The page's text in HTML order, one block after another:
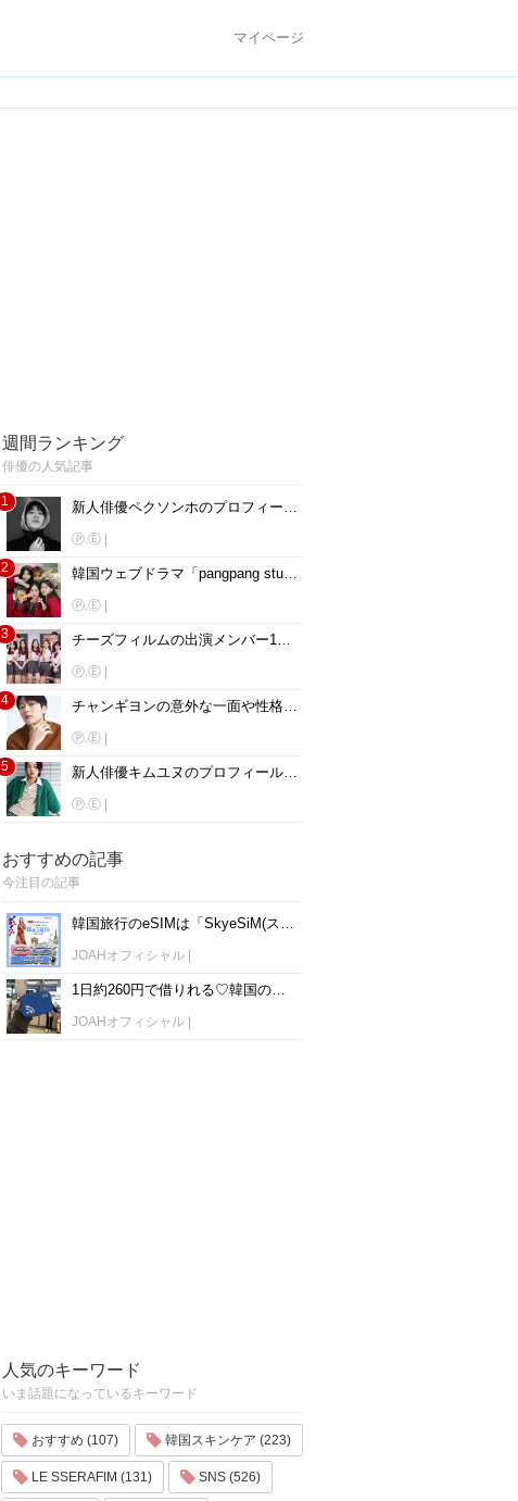
マイページ
週間ランキング
俳優の人気記事
1 新人俳優ペクソンホのプロフィール詳細！インスタ、出演ドラマ、熱愛彼女は？
Ⓟ.Ⓔ|
2
韓国ウェブドラマ「pangpang studio」女性キャストのプロフィール♡インスタは？
Ⓟ.Ⓔ|
3
チーズフィルムの出演メンバー10人のプロフィールとSNSを紹介♡
Ⓟ.Ⓔ|
4
チャンギヨンの意外な一面や性格、熱愛や整形について徹底解剖！
Ⓟ.Ⓔ|
5
新人俳優キムユヌのプロフィール紹介！インスタ、出演ドラマ、兵役は？
Ⓟ.Ⓔ|
おすすめの記事
今注目の記事
韓国旅行のeSIMは「SkyeSiM(スカイイーシム)」！1日単位で最安値380円から利用可能！
JOAHオフィシャル|
1日約260円で借りれる♡韓国のWiFiレンタルおすすめ「WiFi弁当(WiFi Dosirak)」
JOAHオフィシャル|
人気のキーワード
いま話題になっているキーワード
おすすめ (107) 韓国スキンケア (223)
LE SSERAFIM (131) SNS (526)